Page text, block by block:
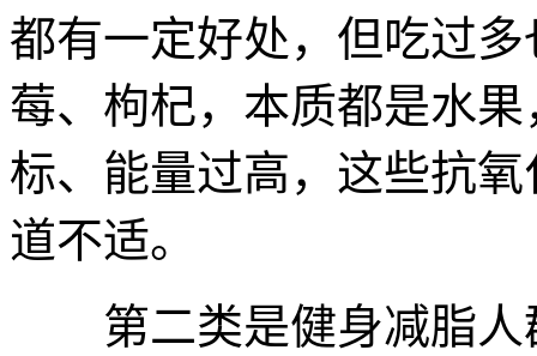
都有一定好处，但吃过
莓、枸杞，本质都是水
标、能量过高，这些抗
道不适。
第二类是健身减脂人